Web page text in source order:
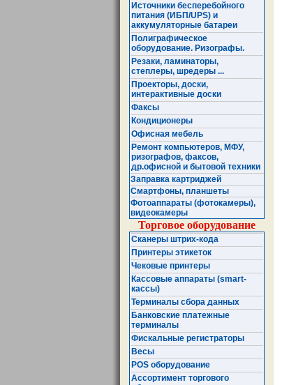
Источники бесперебойного
питания (ИБП/UPS) и
аккумуляторные батареи
Полиграфическое
оборудование. Ризографы.
Резаки, ламинаторы,
степлеры, шредеры ...
Проекторы, доски,
интерактивные доски
Факсы
Кондиционеры
Офисная мебель
Ремонт компьютеров, МФУ,
ризографов, факсов,
др.офисной и бытовой техники
Заправка картриджей
Смартфоны, планшеты
Фотоаппараты (фотокамеры),
видеокамеры
Торговое оборудование
Сканеры штрих-кода
Принтеры этикеток
Чековые принтеры
Кассовые аппараты (smart-
кассы)
Терминалы сбора данных
Банковские платежные
терминалы
Фискальные регистраторы
Весы
POS оборудование
Ассортимент торгового